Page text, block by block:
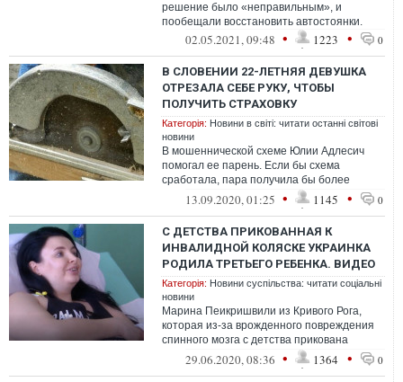
решение было «неправильным», и
пообещали восстановить автостоянки.
02.05.2021, 09:48 • 1223 • 0
В СЛОВЕНИИ 22-ЛЕТНЯЯ ДЕВУШКА
ОТРЕЗАЛА СЕБЕ РУКУ, ЧТОБЫ
ПОЛУЧИТЬ СТРАХОВКУ
Категорія: Новини в світі: читати останні світові
новини
В мошеннической схеме Юлии Адлесич
помогал ее парень. Если бы схема
сработала, пара получила бы более
полумиллиона евро сразу, а остальные —
13.09.2020, 01:25 • 1145 • 0
С ДЕТСТВА ПРИКОВАННАЯ К
ИНВАЛИДНОЙ КОЛЯСКЕ УКРАИНКА
РОДИЛА ТРЕТЬЕГО РЕБЕНКА. ВИДЕО
Категорія: Новини суспільства: читати соціальні
новини
Марина Пеикришвили из Кривого Рога,
которая из-за врожденного повреждения
спинного мозга с детства прикована
к инвалидной коляске, на днях родила
29.06.2020, 08:36 • 1364 • 0